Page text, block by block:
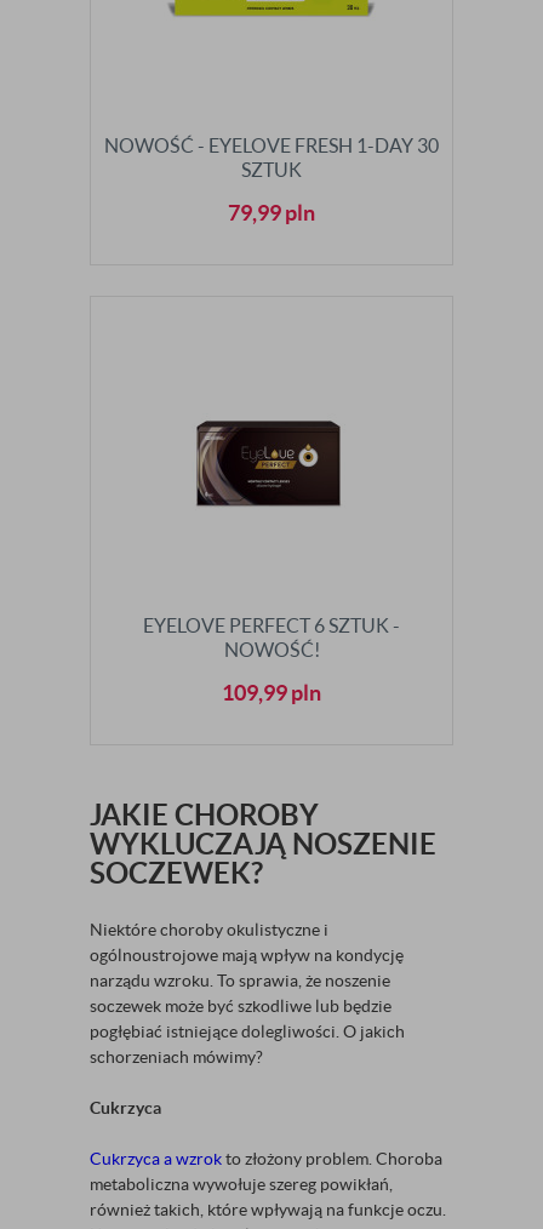
NOWOŚĆ - EYELOVE FRESH 1-DAY 30
SZTUK
79,99pln
EYELOVE PERFECT 6 SZTUK -
NOWOŚĆ!
109,99pln
JAKIE CHOROBY
WYKLUCZAJĄ NOSZENIE
SOCZEWEK?
Niektóre choroby okulistyczne i
ogólnoustrojowe mają wpływ na kondycję
narządu wzroku. To sprawia, że noszenie
soczewek może być szkodliwe lub będzie
pogłębiać istniejące dolegliwości. O jakich
schorzeniach mówimy?
Cukrzyca
Cukrzyca a wzrokto złożony problem. Choroba
metaboliczna wywołuje szereg powikłań,
również takich, które wpływają na funkcje oczu.